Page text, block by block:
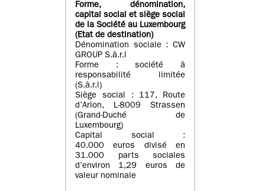
Forme, dénomination,
capital social et siège social
de la Société au Luxembourg
(Etat de destination)
Dénomination sociale : CW
GROUP S.à.r.l
Forme : société à
responsabilité limitée
(S.à.r.l)
Siège social : 117, Route
d’Arlon, L-8009 Strassen
(Grand-Duché de
Luxembourg)
Capital social :
40.000 euros divisé en
31.000 parts sociales
d’environ 1,29 euros de
valeur nominale